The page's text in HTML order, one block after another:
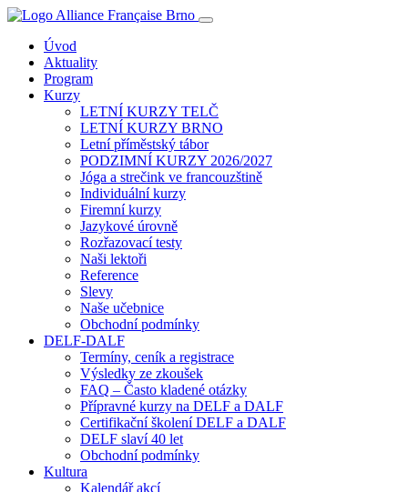
Úvod
Aktuality
Program
Kurzy
LETNÍ KURZY TELČ
LETNÍ KURZY BRNO
Letní příměstský tábor
PODZIMNÍ KURZY 2026/2027
Jóga a strečink ve francouzštině
Individuální kurzy
Firemní kurzy
Jazykové úrovně
Rozřazovací testy
Naši lektoři
Reference
Slevy
Naše učebnice
Obchodní podmínky
DELF-DALF
Termíny, ceník a registrace
Výsledky ze zkoušek
FAQ – Často kladené otázky
Přípravné kurzy na DELF a DALF
Certifikační školení DELF a DALF
DELF slaví 40 let
Obchodní podmínky
Kultura
Kalendář akcí